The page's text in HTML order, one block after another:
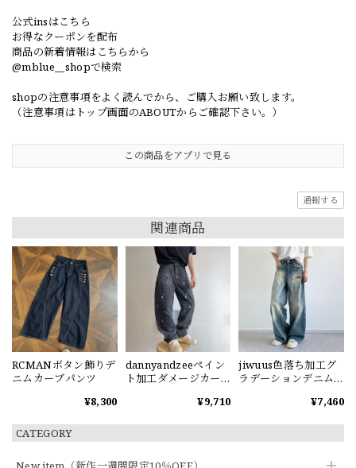
CATEGORY
公式insはこちら
お得なクーポンを配布
商品の新着情報はこちらから
@mblue__shopで検索
shopの注意事項をよく読んでから、ご購入お願い致します。
（注意事項はトップ画面のABOUTからご確認下さい。）
この商品をアプリで見る
通報する
関連商品
RCMANボタン飾りデ
ニムカーブパンツ
¥8,300
dannyandzeeペイン
ト加工ダメージカー
¥9,710
jiwuus色落ち加工グ
ラデーションデニム
¥7,460